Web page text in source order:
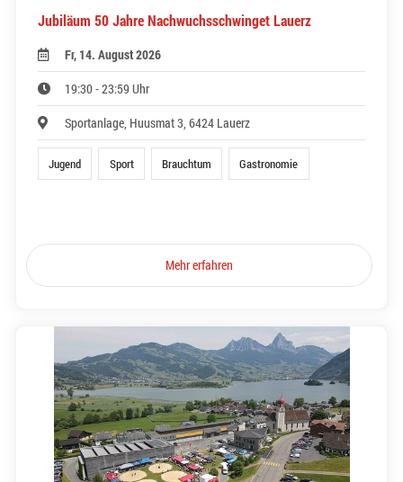
Jubiläum 50 Jahre Nachwuchsschwinget Lauerz
Fr, 14. August 2026
19:30 - 23:59 Uhr
Sportanlage, Huusmat 3, 6424 Lauerz
Jugend Sport Brauchtum Gastronomie
Mehr erfahren